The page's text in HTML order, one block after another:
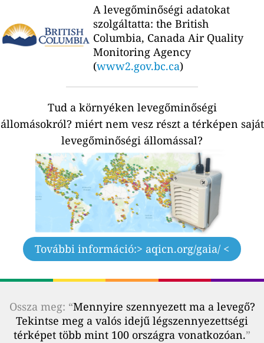
A levegőminőségi adatokat
szolgáltatta: the British
Columbia, Canada Air Quality
Monitoring Agency
(www2.gov.bc.ca)
Tud a környéken levegőminőségi
állomásokról? miért nem vesz részt a térképen saját
levegőminőségi állomással?
További információ:> aqicn.org/gaia/ <
Ossza meg: “Mennyire szennyezett ma a levegő?
Tekintse meg a valós idejű légszennyezettségi
térképet több mint 100 országra vonatkozóan.”